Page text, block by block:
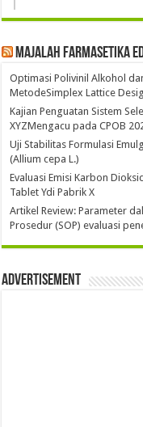
Majalah Farmasetika
Optimasi Polivinil Alkohol
MetodeSimplex Lattice
Kajian Penguatan Sistem
XYZMengacu pada CPOB
Uji Stabilitas Formulasi
(Allium cepa L.)
Evaluasi Emisi Karbon
Tablet Ydi Pabrik X
Artikel Review: Parameter
Prosedur (SOP) evaluasi
Advertisement